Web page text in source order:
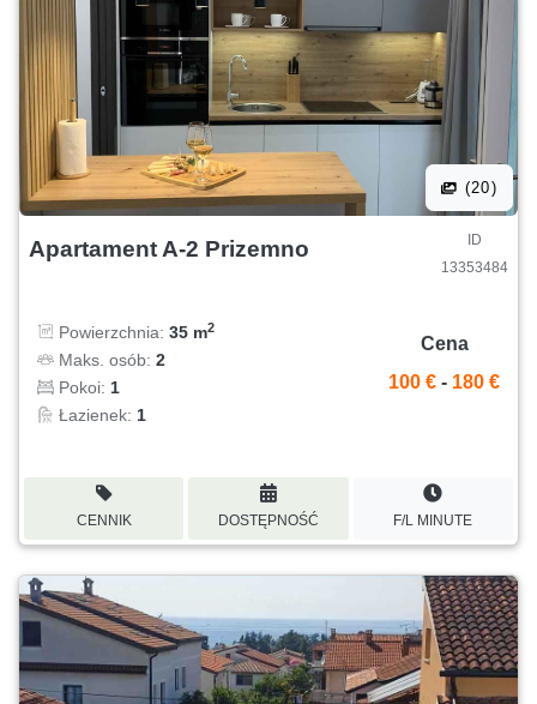
(20)
Apartament A-2 Prizemno
ID
13353484
Powierzchnia: 35 m2
Maks. osób: 2
Pokoi: 1
Łazienek: 1
Cena
100 € - 180 €
CENNIK DOSTĘPNOŚĆ F/L MINUTE